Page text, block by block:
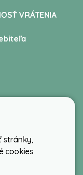
VRÁTENIA
stránky,
cookies